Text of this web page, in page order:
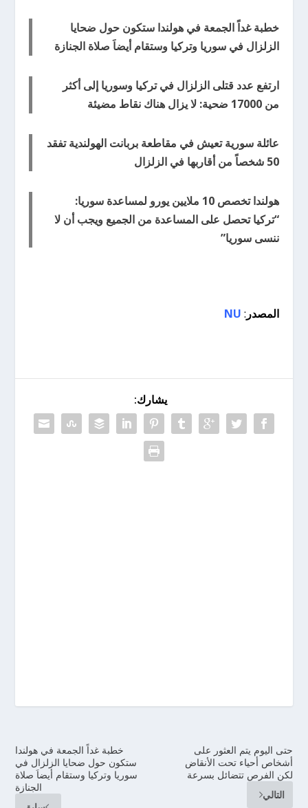
خطبة غداً الجمعة في هولندا ستكون حول ضحايا
الزلزال في سوريا وتركيا وستقام أيضاَ صلاة الجنازة
ارتفع عدد قتلى الزلزال في تركيا وسوريا إلى أكثر
من 17000 ضحية: لا يزال هناك نقاط مضيئة
عائلة سورية تعيش في مقاطعة بربانت الهولندية تفقد
50 شخصاً من أقاربها في الزلزال
هولندا تخصص 10 ملايين يورو لمساعدة سوريا:
“تركيا تحصل على المساعدة من الجميع ويجب أن لا
ننسى سوريا”
المصدر :
NU
يشارك:
خطبة غداً الجمعة في هولندا
ستكون حول ضحايا الزلزال في
سوريا وتركيا وستقام أيضاَ صلاة
الجنازة
حتى اليوم يتم العثور على
أشخاص أحياء تحت الأنقاض
لكن الفرص تتضائل بسرعة
التالي